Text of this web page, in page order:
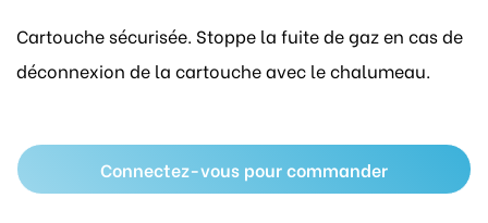
Cartouche sécurisée. Stoppe la fuite de gaz en cas de
déconnexion de la cartouche avec le chalumeau.
Connectez-vous pour commander